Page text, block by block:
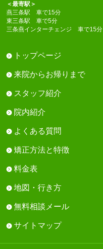
＜最寄駅＞
燕三条駅 車で15分
東三条駅 車で5分
三条燕インターチェンジ 車で15分
トップページ
来院からお帰りまで
スタッフ紹介
院内紹介
よくある質問
矯正方法と特徴
料金表
地図・行き方
無料相談メール
サイトマップ